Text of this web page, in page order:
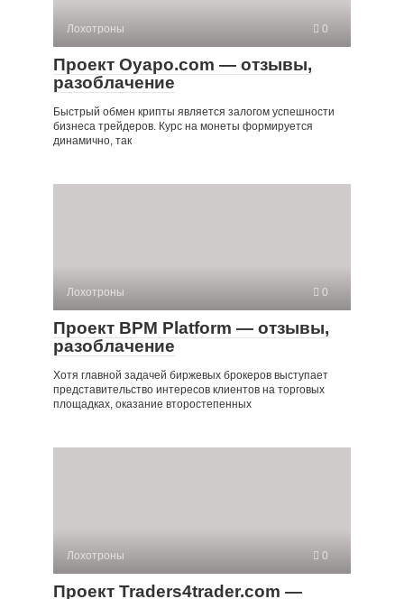
Лохотроны 0
Проект Oyapo.com — отзывы,
разоблачение
Быстрый обмен крипты является залогом успешности
бизнеса трейдеров. Курс на монеты формируется
динамично, так
Лохотроны 0
Проект BPM Platform — отзывы,
разоблачение
Хотя главной задачей биржевых брокеров выступает
представительство интересов клиентов на торговых
площадках, оказание второстепенных
Лохотроны 0
Проект Traders4trader.com —